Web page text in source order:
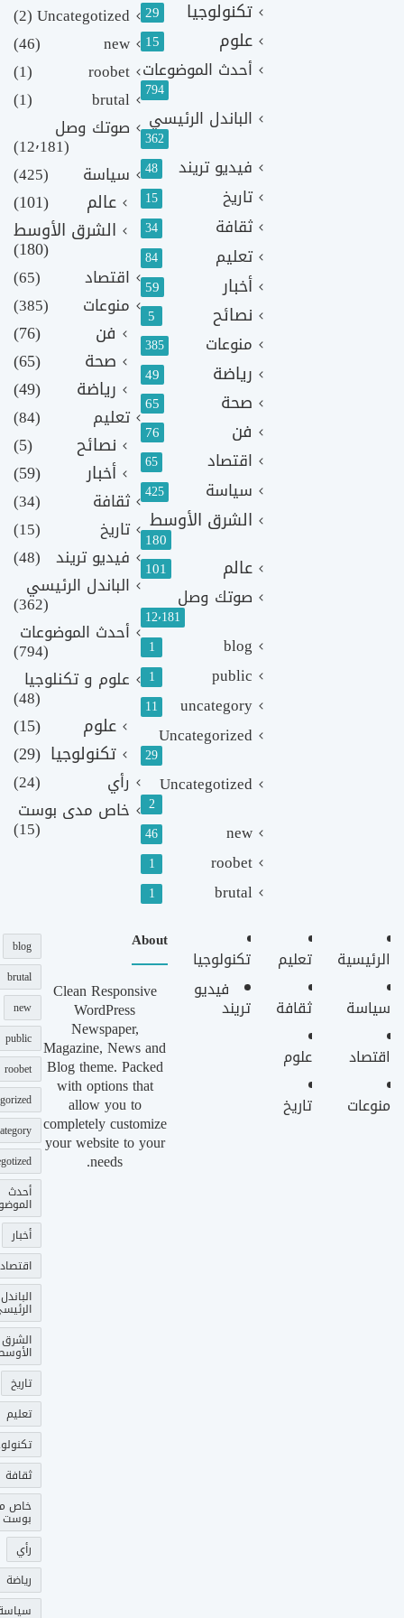
تكنولوجيا 29
علوم 15
أحدث الموضوعات
794
الباندل الرئيسي
362
فيديو تريند 48
تاريخ 15
ثقافة 34
تعليم 84
أخبار 59
نصائح 5
منوعات 385
رياضة 49
صحة 65
فن 76
اقتصاد 65
سياسة 425
الشرق الأوسط
180
عالم 101
صوتك وصل
12٬181
blog
1
public
1
uncategory
11
Uncategorized
29
Uncategotized
2
new
46
roobet
1
brutal
1
Uncategotized
(2)
new
(46)
roobet
(1)
brutal
(1)
صوتك وصل
(12٬181)
سياسة
(425)
عالم
(101)
الشرق الأوسط
(180)
اقتصاد
(65)
منوعات
(385)
فن
(76)
صحة
(65)
رياضة
(49)
تعليم (84)
نصائح
(5)
أخبار
(59)
ثقافة
(34)
تاريخ
(15)
فيديو تريند (48)
الباندل الرئيسي
(362)
أحدث الموضوعات
(794)
علوم و تكنلوجيا
(48)
علوم
(15)
تكنولوجيا (29)
رأي
(24)
خاص مدى بوست
(15)
الرئيسية
سياسة
اقتصاد
منوعات
تعليم
ثقافة
علوم
تاريخ
تكنولوجيا
فيديو
تريند
About
Clean Responsive
WordPress
Newspaper,
Magazine, News and
Blog theme. Packed
with options that
allow you to
completely customize
your website to your
needs.
blog
brutal
new
public
roobet
أحدث
أخبار
اقتصاد
الباندل
الشرق
تاريخ
تعليم
ثقافة
خاص
بوست
رأي
رياضة